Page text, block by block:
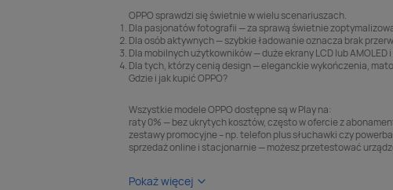
OPPO sprawdzi się świetnie w wielu scenariuszach.
Dla pasjonatów fotografii — za sprawą świetnie
Dla osób aktywnych — szybkie ładowanie oznacza brak
Dla mobilnych użytkowników — duże ekrany LCD lub
Dla tych, którzy cenią design — eleganckie wykończenia,
Gdzie i jak kupić OPPO?
Wszystkie modele OPPO dostępne są w Play na:
raty 0% — bez ukrytych kosztów, często w ofercie z
zestawy promocyjne – np. telefon plus słuchawki czy
sprzedaż online i stacjonarnie — możesz przetestować
Pokaż więcej